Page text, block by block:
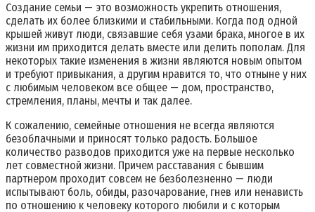
Создание семьи — это возможность укрепить отношения,
сделать их более близкими и стабильными. Когда под одной
крышей живут люди, связавшие себя узами брака, многое в их
жизни им приходится делать вместе или делить пополам. Для
некоторых такие изменения в жизни являются новым опытом
и требуют привыкания, а другим нравится то, что отныне у них
с любимым человеком все общее — дом, пространство,
стремления, планы, мечты и так далее.
К сожалению, семейные отношения не всегда являются
безоблачными и приносят только радость. Большое
количество разводов приходится уже на первые несколько
лет совместной жизни. Причем расставания с бывшим
партнером проходит совсем не безболезненно — люди
испытывают боль, обиды, разочарование, гнев или ненависть
по отношению к человеку которого любили и с которым